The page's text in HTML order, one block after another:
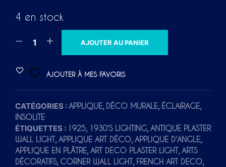
4 en stock
AJOUTER AU PANIER
R
N
T
I
V
AJOUTER À MES FAVORIS
CATÉGORIES :APPLIQUE, DÉCO MURALE, ÉCLAIRAGE,
INSOLITE
ÉTIQUETTES : 1925, 1930'S LIGHTING,ANTIQUE PLASTER
WALL LIGHT,APPLIQUE ART DÉCO,APPLIQUE D'ANGLE,
APPLIQUE EN PLÂTRE,ART DECO PLASTER LIGHT,ARTS
DÉCORATIFS, CORNER WALL LIGHT, FRENCH ART DECO,